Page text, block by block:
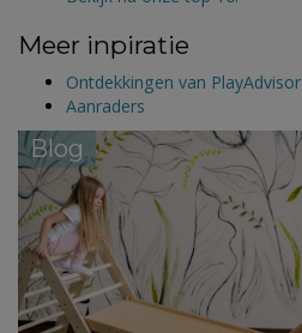
Meer inpiratie
Ontdekkingen van PlayAdvisor
Aanraders
Blog